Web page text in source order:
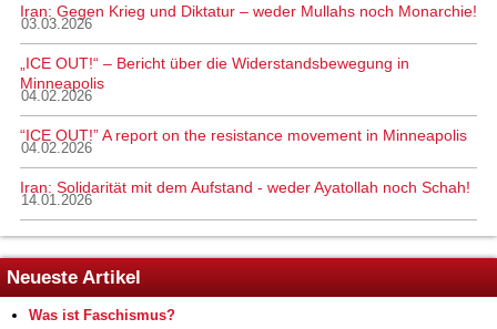
Iran: Gegen Krieg und Diktatur – weder Mullahs noch Monarchie!
03.03.2026
„ICE OUT!“ – Bericht über die Widerstandsbewegung in
Minneapolis
04.02.2026
“ICE OUT!” A report on the resistance movement in Minneapolis
04.02.2026
Iran: Solidarität mit dem Aufstand - weder Ayatollah noch Schah!
14.01.2026
Neueste Artikel
Was ist Faschismus?